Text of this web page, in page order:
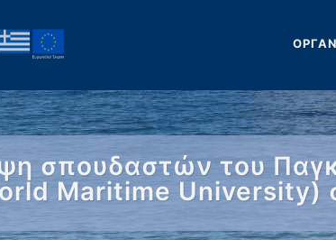
σπουδαστών του
Maritime